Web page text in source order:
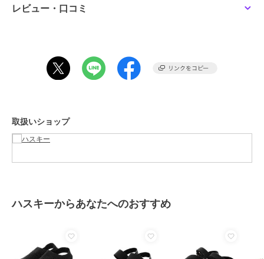
【サイズに関して】
「kitson」はアメリカLA.発のセレブ御用達のセレクトショップで
す。2000年3月にロサンゼルスに第1号店を出店、2008年に日本上陸
日本でもブランドとして認知されました
ショップ ハスキー
／サンダル
レビュー・口コミ
取扱いショップ
ハスキーからあなたへのおすすめ